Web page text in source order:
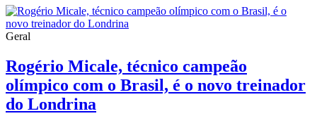
Geral
Rogério Micale, técnico campeão
olímpico com o Brasil, é o novo treinador
do Londrina